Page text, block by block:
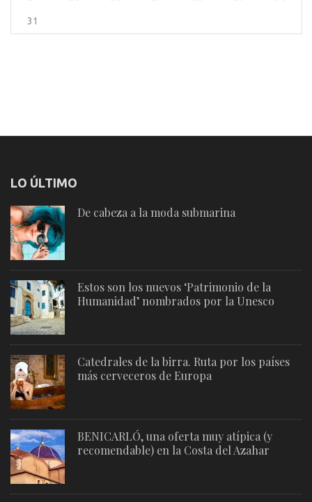
31
LO ÚLTIMO
De cabeza a la moda submarina
Estos son los nuevos ‘Patrimonio de la
Humanidad’ nombrados por la Unesco
Catedrales de la birra. Ruta por los países
más cerveceros de Europa
BENICARLÓ, una oferta muy atípica (y
recomendable) en la Costa del Azahar